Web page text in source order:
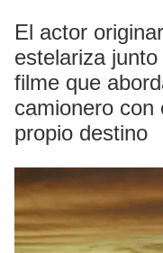
El actor
estelariza
filme que
camionero con
propio destino